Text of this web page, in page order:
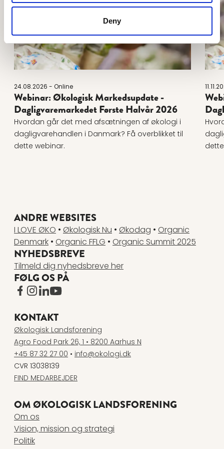
Deny
24.08.2026 - Online
Webinar: Økologisk Markedsupdate -
Dagligvaremarkedet Første Halvår 2026
Hvordan går det med afsætningen af økologi i
dagligvarehandlen i Danmark? Få overblikket til
dette webinar.
ANDRE WEBSITES
I LOVE ØKO • Økologisk Nu • Økodag • Organic
Denmark • Organic FFLG • Organic Summit 2025
NYHEDSBREVE
Tilmeld dig nyhedsbreve her
FØLG OS PÅ
www.facebook.com
www.instagram.com
www.linkedin.com
www.youtube.com
KONTAKT
Økologisk Landsforening
Agro Food Park 26, 1 • 8200 Aarhus N
+45 87 32 27 00 • info@okologi.dk
CVR 13038139
FIND MEDARBEJDER
OM ØKOLOGISK LANDSFORENING
Om os
Vision, mission og strategi
Politik